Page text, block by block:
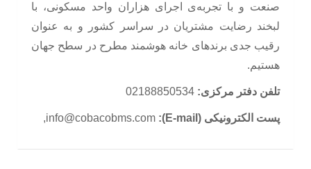
صنعت و با تجربه‌ی اجرای هزاران واحد مسکونی، با
لبخند رضایت مشتریان در سراسر کشور و به عنوان
رقیب جدی برندهای خانه هوشمند مطرح در سطح جهان
هستیم.
تلفن دفتر مرکزی:
پست الکترونیکی (E-mail):